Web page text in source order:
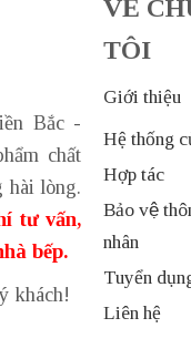
Bắc -
chất
hài lòng.
tư vấn,
bếp.
khách!
VỀ
TÔI
Giới thiệu
Hệ thống
Hợp tác
Bảo vệ
nhân
Tuyển
Liên hệ